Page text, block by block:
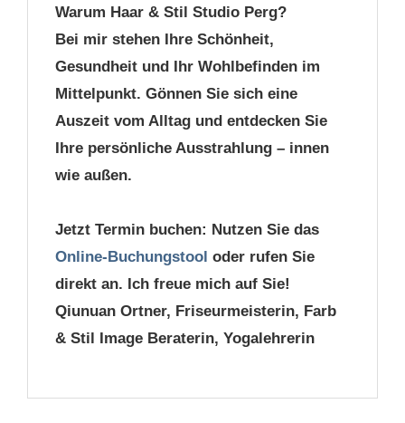
Warum Haar & Stil Studio Perg?
Bei mir stehen Ihre Schönheit,
Gesundheit und Ihr Wohlbefinden im
Mittelpunkt. Gönnen Sie sich eine
Auszeit vom Alltag und entdecken Sie
Ihre persönliche Ausstrahlung – innen
wie außen.
Jetzt Termin buchen: Nutzen Sie das
Online-Buchungstool oder rufen Sie
direkt an. Ich freue mich auf Sie!
Qiunuan Ortner, Friseurmeisterin, Farb
& Stil Image Beraterin, Yogalehrerin